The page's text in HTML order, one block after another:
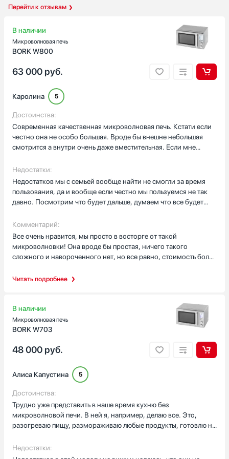
Перейти к отзывам
В наличии
Микроволновая печь
BORK W800
63 000 руб.
Читать подробнее
Каролина 5
Достоинства:
Современная качественная микроволновая печь. Кстати если
честно она не особо большая. Вроде бы внешне небольшая
смотрится а внутри очень даже вместительная. Если мне
кастрюли то я спокойно могу поместить, и ничего , все
влезает. Кстати очень много программ у нее несмотря на
простоту по внешнему виду. Можно как и разогреть еду ,
причем при разогреве еда остается такой же сочной и вкусной
как будто только что разогрели ее. Так же можно в этой
получается и ничем не хуже если бы мы готовили в духовом
стандартном шкафу. Так что все отлично! Прекрасное
управление, очень все просто и понятно, мы сразу
разобрались что к чему
Недостатки:
Недостатков мы с семьей вообще найти не смогли за время
пользования, да и вообще если честно мы пользуемся не так
давно. Посмотрим что будет дальше, думаем что все будет
Комментарий:
Все очень нравится, мы просто в восторге от такой
микроволновки! Она вроде бы простая, ничего такого
сложного и навороченного нет, но все равно, стоимость более
туда куда нам удобно в зависимости от свободного места.
В наличии
Микроволновая печь
BORK W703
48 000 руб.
Алиса Капустина 5
Достоинства:
Трудно уже представить в наше время кухню без
микроволновой печи. В ней я, например, делаю все. Это,
разогреваю пищу, размораживаю любые продукты, готовлю не
характеризовать, как современное устройство. Она очень
удобная в эксплуатации, не в управлении, не занимает на
Недостатки: